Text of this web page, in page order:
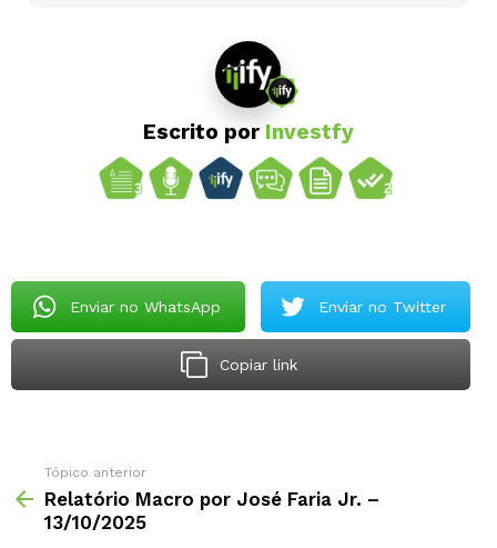
Escrito por Investfy
Enviar no WhatsApp Enviar no Twitter
Copiar link
Tópico anterior
Relatório Macro por José Faria Jr. –
13/10/2025